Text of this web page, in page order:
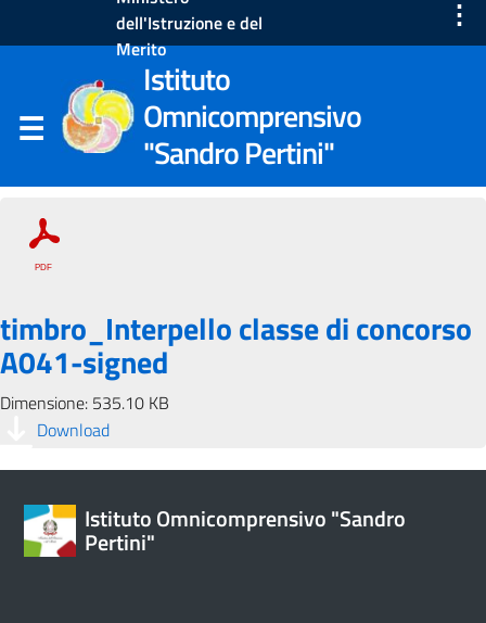
dell'Istruzione e del
Merito
⋮
Istituto
Omnicomprensivo
"Sandro Pertini"
timbro_Interpello classe di concorso
A041-signed
Dimensione: 535.10 KB
Download
Istituto Omnicomprensivo "Sandro
Pertini"